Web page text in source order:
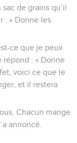
de grains qu’il
: « Donne les
ce que je peux
répond : « Donne
voici ce que le
et il restera
Chacun mange
annoncé.